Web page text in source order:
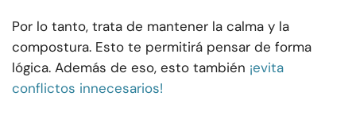
Por lo tanto, trata de mantener la calma y la
compostura. Esto te permitirá pensar de forma
lógica. Además de eso, esto también ¡evita
conflictos innecesarios!